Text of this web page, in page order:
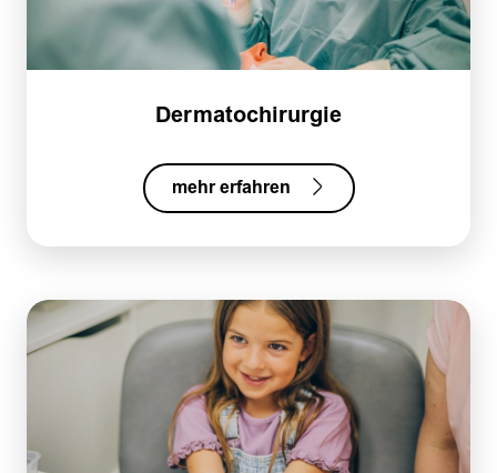
Dermatochirurgie
mehr erfahren